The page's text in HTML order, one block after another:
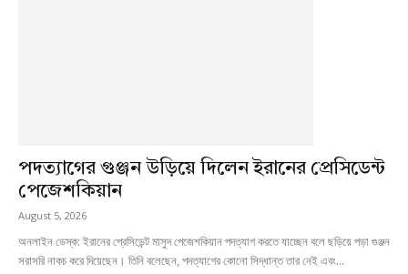
পদত্যাগের গুঞ্জন উড়িয়ে দিলেন ইরানের প্রেসিডেন্ট
পেজেশকিয়ান
August 5, 2026
অনলাইন ডেস্ক: ইরানের প্রেসিডেন্ট মাসুদ পেজেশকিয়ান পদত্যাগ করতে যাচ্ছেন বলে ছড়িয়ে পড়া গুঞ্জন
সরাসরি নাকচ করে দিয়েছেন। তিনি বলেছেন, পদত্যাগের কোনো সিদ্ধান্ত তার নেই এবং...